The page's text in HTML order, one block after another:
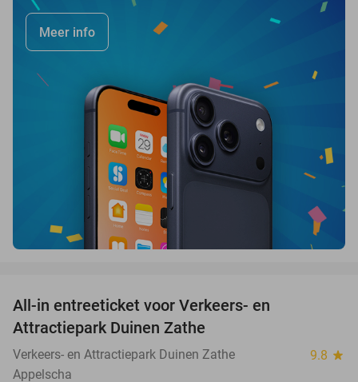
Meer info
All-in entreeticket voor Verkeers- en
Attractiepark Duinen Zathe
Verkeers- en Attractiepark Duinen Zathe 9.8 star
Appelscha